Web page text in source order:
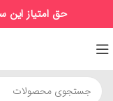
حق امتیاز این سایت